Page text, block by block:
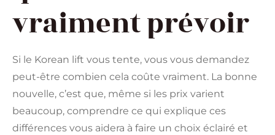
vraiment prévoir
Si le Korean lift vous tente, vous vous demandez
peut-être combien cela coûte vraiment. La bonne
nouvelle, c’est que, même si les prix varient
beaucoup, comprendre ce qui explique ces
différences vous aidera à faire un choix éclairé et